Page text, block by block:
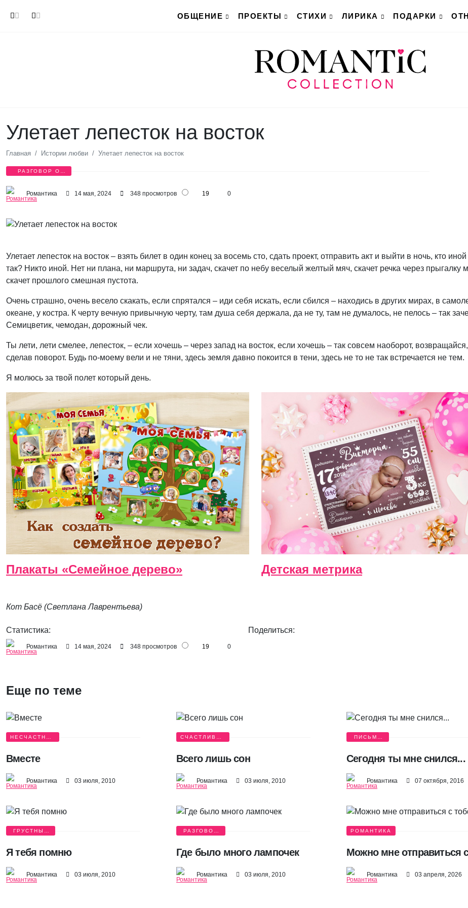
ОБЩЕНИЕ
ПРОЕКТЫ СТИХИ ЛИРИКА ПОДАРКИ
Улетает лепесток на восток
Главная Истории любви Улетает лепесток на восток
РАЗГОВОР О
Романтика 14 мая, 2024 348 просмотров 19 0
Улетает лепесток на восток – взять билет в один конец за восемь сто, сдать проект, отправить акт и выйти в ночь, кто
так? Никто иной. Нет ни плана, ни маршрута, ни задач, скачет по небу веселый желтый мяч, скачет речка через прыгалку
скачет прошлого смешная пустота.
Очень страшно, очень весело скакать, если спрятался – иди себя искать, если сбился – находись в других мирах, в
океане, у костра. К черту вечную привычную черту, там душа себя держала, да не ту, там не думалось, не пелось – так
Семицветик, чемодан, дорожный чек.
Ты лети, лети смелее, лепесток, – если хочешь – через запад на восток, если хочешь – так совсем наоборот,
сделав поворот. Будь по-моему вели и не тяни, здесь земля давно покоится в тени, здесь не то не так встречается не тем.
Я молюсь за твой полет который день.
Плакаты «Семейное дерево» Детская метрика
Кот Басё (Светлана Лаврентьева)
Статистика:
Романтика 14 мая, 2024 348 просмотров 19 0
Поделиться:
Еще по теме
НЕСЧАСТНАЯ
Вместе
Романтика 03 июля, 2010
СЧАСТЛИВАЯ
Всего лишь сон
Романтика 03 июля, 2010
ПИСЬМА
Сегодня ты мне снился...
Романтика 07 октября, 2016
ГРУСТНЫЕ
Я тебя помню
Романтика 03 июля, 2010
РАЗГОВОР
Где было много лампочек
Романтика 03 июля, 2010
РОМАНТИКА
Можно мне отправиться
Романтика 03 апреля, 2026